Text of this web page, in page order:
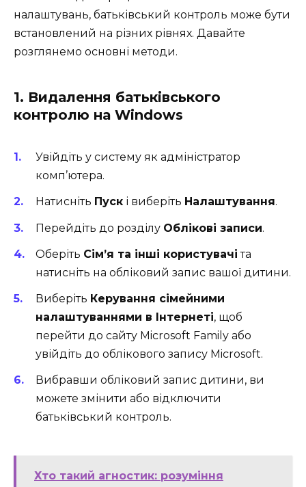
налаштувань, батьківський контроль може бути
встановлений на різних рівнях. Давайте
розглянемо основні методи.
1. Видалення батьківського
контролю на Windows
Увійдіть у систему як адміністратор
комп’ютера.
Натисніть Пуск і виберіть Налаштування.
Перейдіть до розділу Облікові записи.
Оберіть Сім’я та інші користувачі та
натисніть на обліковий запис вашої дитини.
Виберіть Керування сімейними
налаштуваннями в Інтернеті, щоб
перейти до сайту Microsoft Family або
увійдіть до облікового запису Microsoft.
Вибравши обліковий запис дитини, ви
можете змінити або відключити
батьківський контроль.
Хто такий агностик: розуміння